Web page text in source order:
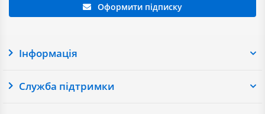
Оформити підписку
Інформація
Служба підтримки